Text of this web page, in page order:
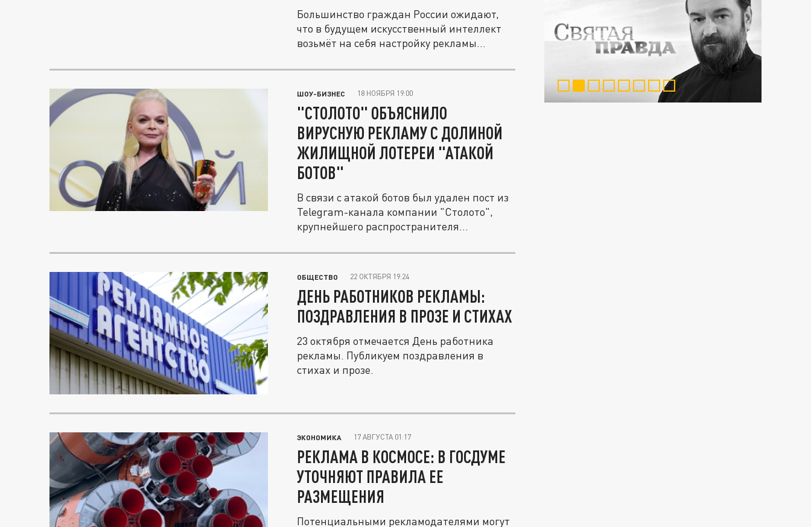
Большинство граждан России ожидают,
что в будущем искусственный интеллект
возьмёт на себя настройку рекламы...
ШОУ-БИЗНЕС 18 НОЯБРЯ 19:00
"СТОЛОТО" ОБЪЯСНИЛО
ВИРУСНУЮ РЕКЛАМУ С ДОЛИНОЙ
ЖИЛИЩНОЙ ЛОТЕРЕИ "АТАКОЙ
БОТОВ"
В связи с атакой ботов был удален пост из
Telegram-канала компании "Столото",
крупнейшего распространителя...
ОБЩЕСТВО 22 ОКТЯБРЯ 19:24
ДЕНЬ РАБОТНИКОВ РЕКЛАМЫ:
ПОЗДРАВЛЕНИЯ В ПРОЗЕ И СТИХАХ
23 октября отмечается День работника
рекламы. Публикуем поздравления в
стихах и прозе.
ЭКОНОМИКА 17 АВГУСТА 01:17
РЕКЛАМА В КОСМОСЕ: В ГОСДУМЕ
УТОЧНЯЮТ ПРАВИЛА ЕЕ
РАЗМЕЩЕНИЯ
Потенциальными рекламодателями могут